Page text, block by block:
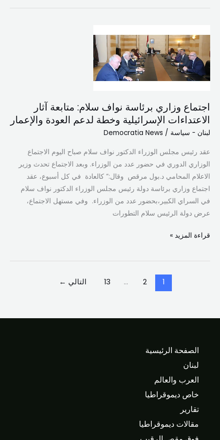
اجتماع وزاري برئاسة نواف سلام: متابعة آثار
الاعتداءات الإسرائيلية وخطة لدعم العودة والإعمار
لبنان - سياسة /
Democratia News
عقد رئيس مجلس الوزراء الدكتور نواف سلام صباح اليوم الاجتماع
الوزاري الدوري في حضور عدد من الوزراء. وبعد الاجتماع تحدث وزير
الاعلام المحامي د.بول مرقص وقال:” كالعادة في كل أسبوع، عقد
اجتماع وزاري برئاسة دولة رئيس مجلس الوزراء الدكتور نواف سلام
في السراي الكبير،بحضور عدد من الوزراء. وفي مستهل الاجتماع،
عرض دولة الرئيس سلام التطورات
وزاري
برئاسة
نواف
سلام:
آثار
الاعتداءات
الإسرائيلية
لدعم
العودة
والإعمار
قراءة المزيد »
1
2
…
13 التالي ←
الصفحة الرئيسية
لبنان
العرب والعالم
خاص ديموقراطيا
تقارير
مقالات ديموقراطيا